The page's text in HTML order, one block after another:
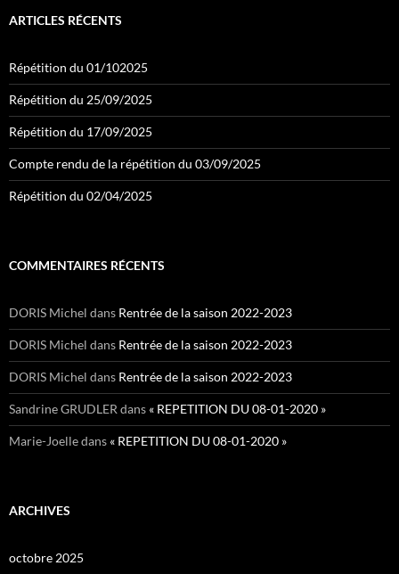
ARTICLES RÉCENTS
Répétition du 01/102025
Répétition du 25/09/2025
Répétition du 17/09/2025
Compte rendu de la répétition du 03/09/2025
Répétition du 02/04/2025
COMMENTAIRES RÉCENTS
DORIS Michel dans Rentrée de la saison 2022-2023
DORIS Michel dans Rentrée de la saison 2022-2023
DORIS Michel dans Rentrée de la saison 2022-2023
Sandrine GRUDLER dans « REPETITION DU 08-01-2020 »
Marie-Joelledans « REPETITION DU 08-01-2020 »
ARCHIVES
octobre 2025